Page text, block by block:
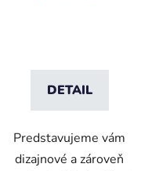
DETAIL
Predstavujeme vám
dizajnové a zároveň